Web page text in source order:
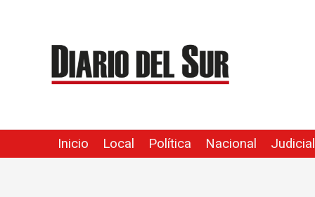
contenido
Inicio Local Política Nacional Judicial